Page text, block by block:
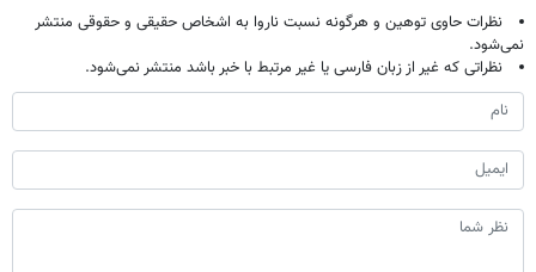
نظرات حاوی توهین و هرگونه نسبت ناروا به اشخاص حقیقی و حقوقی منتشر
نمی‌شود.
نظراتی که غیر از زبان فارسی یا غیر مرتبط با خبر باشد منتشر نمی‌شود.